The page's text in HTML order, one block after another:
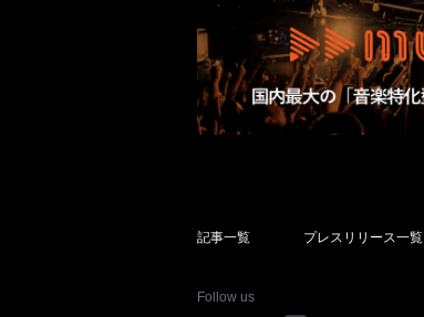
記事一覧 プレスリリース一覧
Follow us